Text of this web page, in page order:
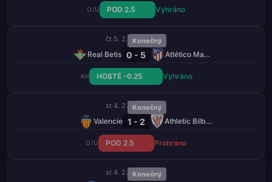
O/U POD 2.5 Vyhráno
čt 5. 2. Konečný
Real Betis 0 - 5 Atlético Madrid
AH HOSTÉ -0.25 Vyhráno
st 4. 2. Konečný
Valencie 1 - 2 Athletic Bilbao
O/U POD 2.5 Prohráno
st 4. 2. Konečný